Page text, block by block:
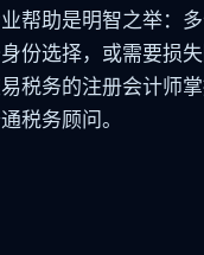
帮助是明智之举：
份选择，或需要损
税务的注册会计师掌
税务顾问。